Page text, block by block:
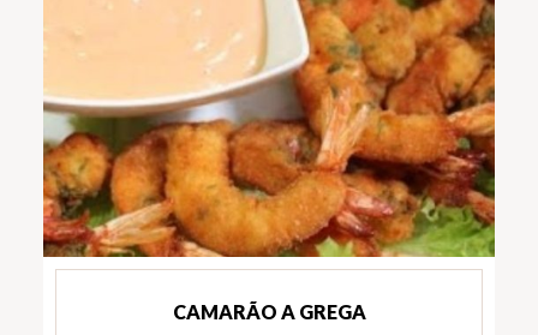
CAMARÃO A GREGA